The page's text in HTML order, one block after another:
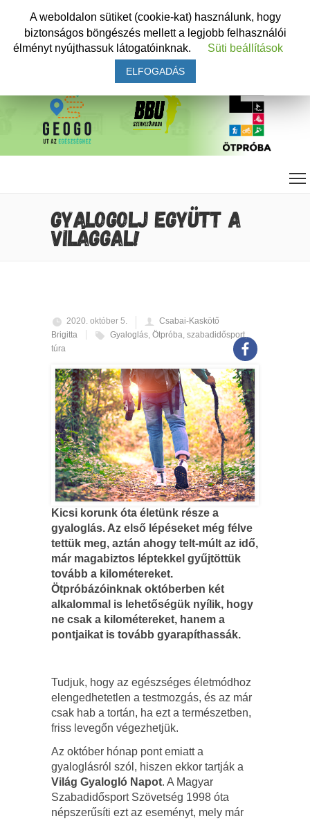
GYALOGOLJ EGYÜTT A
VILÁGGAL!
2020. október 5.
Csabai-Kaskötő
Brigitta
Gyaloglás, Ötpróba, szabadidősport,
túra
Kicsi korunk óta életünk része a
gyaloglás. Az első lépéseket még félve
tettük meg, aztán ahogy telt-múlt az idő,
már magabiztos léptekkel gyűjtöttük
tovább a kilométereket.
Ötpróbázóinknak októberben két
alkalommal is lehetőségük nyílik, hogy
ne csak a kilométereket, hanem a
pontjaikat is tovább gyarapíthassák.
Tudjuk, hogy az egészséges életmódhoz
elengedhetetlen a testmozgás, és az már
csak hab a tortán, ha ezt a természetben,
friss levegőn végezhetjük.
Az október hónap pont emiatt a
gyaloglásról szól, hiszen ekkor tartják a
Világ Gyalogló Napot. A Magyar
Szabadidősport Szövetség 1998 óta
népszerűsíti ezt az eseményt, mely már
A weboldalon sütiket (cookie-kat) használunk, hogy
biztonságos böngészés mellett a legjobb felhasználói
élményt nyújthassuk látogatóinknak.
Süti beállítások
ELFOGADÁS